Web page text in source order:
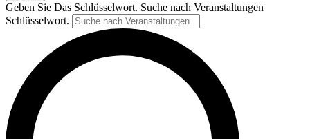
Geben Sie Das Schlüsselwort. Suche nach Veranstaltungen
Schlüsselwort.